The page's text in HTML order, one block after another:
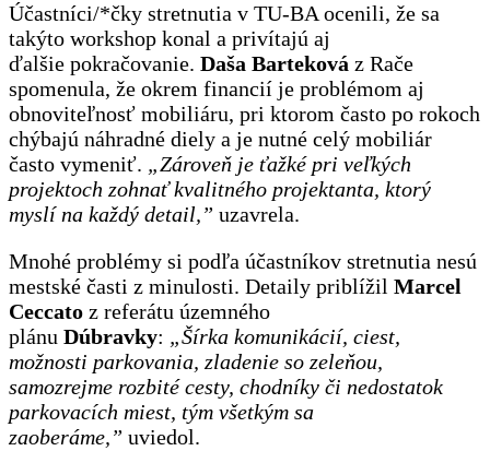
Účastníci/*čky stretnutia v TU-BA ocenili, že sa
takýto workshop konal a privítajú aj
ďalšie pokračovanie. Daša Barteková z Rače
spomenula, že okrem financií je problémom aj
obnoviteľnosť mobiliáru, pri ktorom často po rokoch
chýbajú náhradné diely a je nutné celý mobiliár
často vymeniť. „Zároveň je ťažké pri veľkých
projektoch zohnať kvalitného projektanta, ktorý
myslí na každý detail,” uzavrela.
Mnohé problémy si podľa účastníkov stretnutia nesú
mestské časti z minulosti. Detaily priblížil Marcel
Ceccato z referátu územného
plánu Dúbravky: „Šírka komunikácií, ciest,
možnosti parkovania, zladenie so zeleňou,
samozrejme rozbité cesty, chodníky či nedostatok
parkovacích miest, tým všetkým sa
zaoberáme,” uviedol.